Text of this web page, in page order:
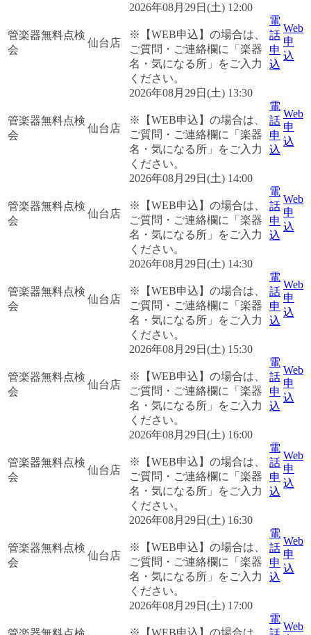
管楽器無料点検
会
仙台店
2026年08月29日(土) 12:00
※【WEB申込】の場合は、
ご質問・ご連絡欄に「楽器
名・気になる所」をご入力
ください。
電
話
申
込
Web
申
込
管楽器無料点検
会
仙台店
2026年08月29日(土) 13:30
※【WEB申込】の場合は、
ご質問・ご連絡欄に「楽器
名・気になる所」をご入力
ください。
電
話
申
込
Web
申
込
管楽器無料点検
会
仙台店
2026年08月29日(土) 14:00
※【WEB申込】の場合は、
ご質問・ご連絡欄に「楽器
名・気になる所」をご入力
ください。
電
話
申
込
Web
申
込
管楽器無料点検
会
仙台店
2026年08月29日(土) 14:30
※【WEB申込】の場合は、
ご質問・ご連絡欄に「楽器
名・気になる所」をご入力
ください。
電
話
申
込
Web
申
込
管楽器無料点検
会
仙台店
2026年08月29日(土) 15:30
※【WEB申込】の場合は、
ご質問・ご連絡欄に「楽器
名・気になる所」をご入力
ください。
電
話
申
込
Web
申
込
管楽器無料点検
会
仙台店
2026年08月29日(土) 16:00
※【WEB申込】の場合は、
ご質問・ご連絡欄に「楽器
名・気になる所」をご入力
ください。
電
話
申
込
Web
申
込
管楽器無料点検
会
仙台店
2026年08月29日(土) 16:30
※【WEB申込】の場合は、
ご質問・ご連絡欄に「楽器
名・気になる所」をご入力
ください。
電
話
申
込
Web
申
込
2026年08月29日(土) 17:00
※【WEB申込】の場合は、
電
Web